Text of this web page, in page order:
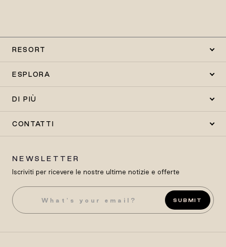
RESORT
ESPLORA
DI PIÙ
CONTATTI
NEWSLETTER
Iscriviti per ricevere le nostre ultime notizie e offerte
SUBMIT